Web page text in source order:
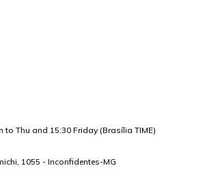
to Thu and 15:30 Friday (Brasília TIME)
1055 - Inconfidentes-MG